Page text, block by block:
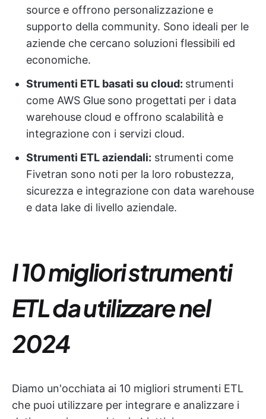
source e offrono personalizzazione e
supporto della community. Sono ideali per le
aziende che cercano soluzioni flessibili ed
economiche.
Strumenti ETL basati su cloud: strumenti
come AWS Glue sono progettati per i data
warehouse cloud e offrono scalabilità e
integrazione con i servizi cloud.
Strumenti ETL aziendali: strumenti come
Fivetran sono noti per la loro robustezza,
sicurezza e integrazione con data warehouse
e data lake di livello aziendale.
I 10 migliori strumenti
ETL da utilizzare nel
2024
Diamo un'occhiata ai 10 migliori strumenti ETL
che puoi utilizzare per integrare e analizzare i